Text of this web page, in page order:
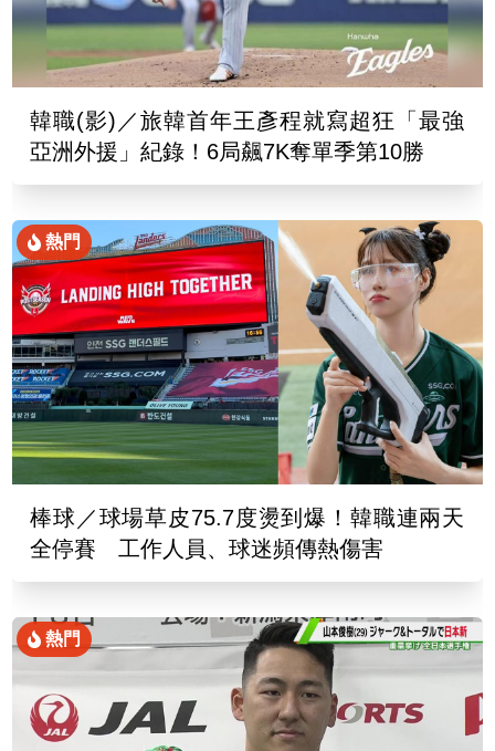
韓職(影)／旅韓首年王彥程就寫超狂「最強
亞洲外援」紀錄！6局飆7K奪單季第10勝
熱門
棒球／球場草皮75.7度燙到爆！韓職連兩天
全停賽 工作人員、球迷頻傳熱傷害
熱門